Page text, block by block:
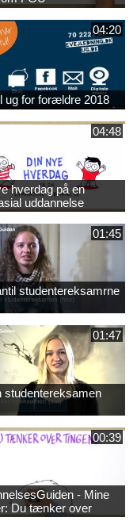
04:20
ug for forældre 2018
04:48
hverdag på en
uddannelse
01:45
studentereksamrne
01:47
studentereksamen
00:39
- Mine
Du tænker over